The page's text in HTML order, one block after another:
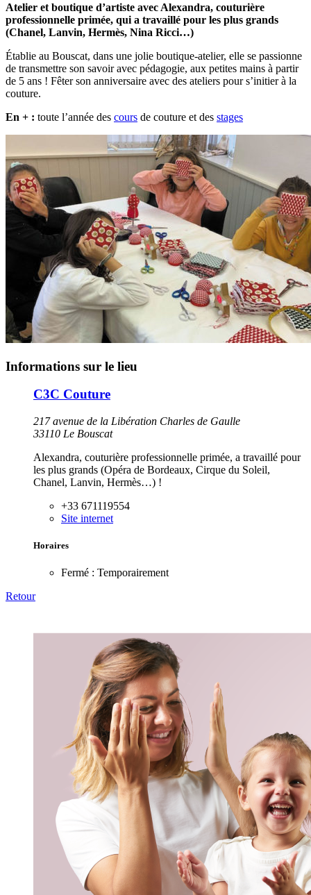
Atelier et boutique d’artiste avec Alexandra, couturière
professionnelle primée, qui a travaillé pour les plus grands
(Chanel, Lanvin, Hermès, Nina Ricci…)
Établie au Bouscat, dans une jolie boutique-atelier, elle se passionne
de transmettre son savoir avec pédagogie, aux petites mains à partir
de 5 ans ! Fêter son anniversaire avec des ateliers pour s’initier à la
couture.
En + : toute l’année des cours de couture et des stages
Informations sur le lieu
C3C Couture
217 avenue de la Libération Charles de Gaulle
33110 Le Bouscat
Alexandra, couturière professionnelle primée, a travaillé pour
les plus grands (Opéra de Bordeaux, Cirque du Soleil,
Chanel, Lanvin, Hermès…) !
+33 671119554
Site internet
Horaires
Fermé : Temporairement
Retour